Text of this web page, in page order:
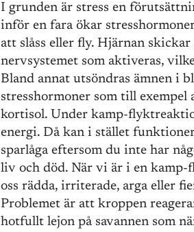
I grunden är stress en
inför en fara ökar
att slåss eller fly. Hjärnan
nervsystemet som aktiveras,
Bland annat utsöndras ämnen i
stresshormoner som till
kortisol. Under kamp-
energi. Då kan i stället
sparlåga eftersom du inte har
liv och död. När vi är i en
oss rädda, irriterade, arga eller
Problemet är att kroppen
hotfullt lejon på savannen som